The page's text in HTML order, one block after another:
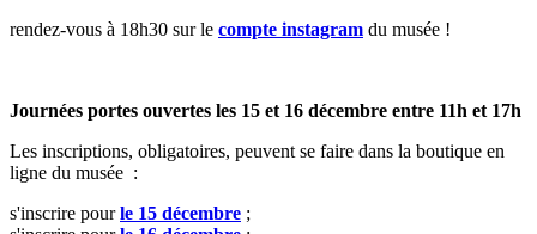
rendez-vous à 18h30 sur le compte instagram du musée !
Journées portes ouvertes les 15 et 16 décembre entre 11h et 17h
Les inscriptions, obligatoires, peuvent se faire dans la boutique en
ligne du musée :
s'inscrire pourle 15 décembre ;